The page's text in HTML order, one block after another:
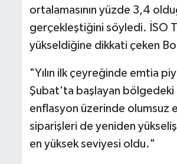
ortalamasının yüzde 3,4
gerçekleştiğini söyledi. İSO
yükseldiğine dikkati çeken
"Yılın ilk çeyreğinde emtia
Şubat'ta başlayan bölgedeki
enflasyon üzerinde olumsuz
siparişleri de yeniden
en yüksek seviyesi oldu."